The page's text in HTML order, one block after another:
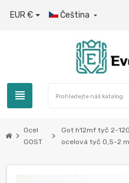
EUR € Čeština 
view_headline
chevron_right
Ocel
GOST
chevron_right
Got h12mf tyč 2-
ocelová tyč 0,5-2